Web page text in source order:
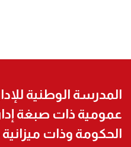
المدرسة الوطنية
عمومية ذات صبغة
الحكومة وذات ميزانية